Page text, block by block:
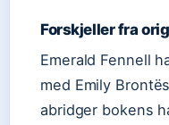
Forskjeller fra
Emerald Fennell
med Emily
abridger bokens